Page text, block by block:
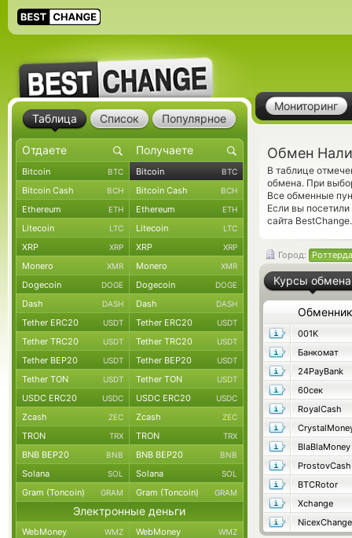
Мониторинг
Обмен
В таблице
обмена. При
Все обменные
Если вы
сайта BestChange.
Город:
Курсы обмена
Обменник
001K
Банкомат
24PayBank
60сек
RoyalCash
BlaBlaMoney
ProstovCash
BTCRotor
Xchange
Таблица Список Популярное
Bitcoin BTC Bitcoin BTC
Bitcoin Cash BCH Bitcoin Cash BCH
Ethereum ETH Ethereum ETH
Litecoin LTC Litecoin LTC
XRP XRP XRP XRP
Monero XMR Monero XMR
Dogecoin DOGE Dogecoin DOGE
Dash DASH Dash DASH
Tether ERC20 USDT Tether ERC20 USDT
Tether TRC20 USDT Tether TRC20 USDT
Tether BEP20 USDT Tether BEP20 USDT
Tether TON USDT Tether TON USDT
USDC ERC20 USDC USDC ERC20 USDC
Zcash ZEC Zcash ZEC
TRON TRX TRON TRX
BNB BEP20 BNB BNB BEP20 BNB
Solana SOL Solana SOL
Gram (Toncoin) GRAM Gram (Toncoin) GRAM
Электронные деньги
WebMoney WMZ WebMoney WMZ